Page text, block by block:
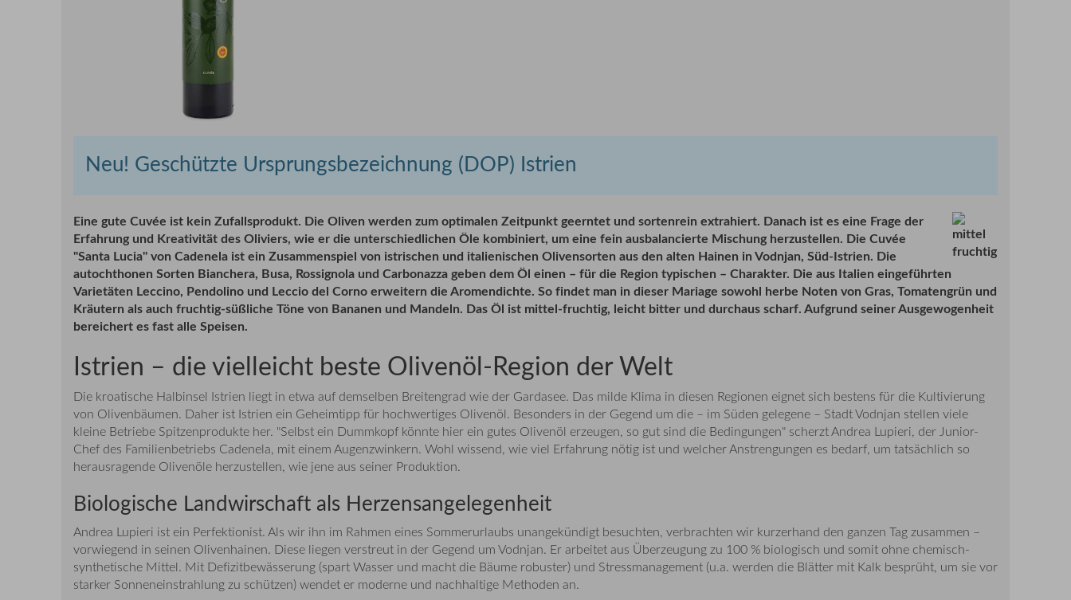
Neu! Geschützte Ursprungsbezeichnung (DOP) Istrien
Eine gute Cuvée ist kein Zufallsprodukt. Die Oliven werden zum optimalen Zeitpunkt geerntet und sortenrein extrahiert. Danach ist es eine Frage der
Erfahrung und Kreativität des Oliviers, wie er die unterschiedlichen Öle kombiniert, um eine fein ausbalancierte Mischung herzustellen. Die Cuvée
"Santa Lucia" von Cadenela ist ein Zusammenspiel von istrischen und italienischen Olivensorten aus den alten Hainen in Vodnjan, Süd-Istrien. Die
autochthonen Sorten Bianchera, Busa, Rossignola und Carbonazza geben dem Öl einen – für die Region typischen – Charakter. Die aus Italien eingeführten
Varietäten Leccino, Pendolino und Leccio del Corno erweitern die Aromendichte. So findet man in dieser Mariage sowohl herbe Noten von Gras, Tomatengrün und
Kräutern als auch fruchtig-süßliche Töne von Bananen und Mandeln. Das Öl ist mittel-fruchtig, leicht bitter und durchaus scharf. Aufgrund seiner Ausgewogenheit
bereichert es fast alle Speisen.
Istrien – die vielleicht beste Olivenöl-Region der Welt
Die kroatische Halbinsel Istrien liegt in etwa auf demselben Breitengrad wie der Gardasee. Das milde Klima in diesen Regionen eignet sich bestens für die Kultivierung
von Olivenbäumen. Daher ist Istrien ein Geheimtipp für hochwertiges Olivenöl. Besonders in der Gegend um die – im Süden gelegene – Stadt Vodnjan stellen viele
kleine Betriebe Spitzenprodukte her. "Selbst ein Dummkopf könnte hier ein gutes Olivenöl erzeugen, so gut sind die Bedingungen" scherzt Andrea Lupieri, der Junior-
Chef des Familienbetriebs Cadenela, mit einem Augenzwinkern. Wohl wissend, wie viel Erfahrung nötig ist und welcher Anstrengungen es bedarf, um tatsächlich so
herausragende Olivenöle herzustellen, wie jene aus seiner Produktion.
Biologische Landwirschaft als Herzensangelegenheit
Andrea Lupieri ist ein Perfektionist. Als wir ihn im Rahmen eines Sommerurlaubs unangekündigt besuchten, verbrachten wir kurzerhand den ganzen Tag zusammen –
vorwiegend in seinen Olivenhainen. Diese liegen verstreut in der Gegend um Vodnjan. Er arbeitet aus Überzeugung zu 100 % biologisch und somit ohne chemisch-
synthetische Mittel. Mit Defizitbewässerung (spart Wasser und macht die Bäume robuster) und Stressmanagement (u.a. werden die Blätter mit Kalk besprüht, um sie vor
starker Sonneneinstrahlung zu schützen) wendet er moderne und nachhaltige Methoden an.